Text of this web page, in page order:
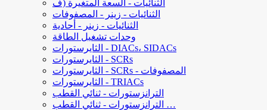
الثنائيات - السعة المتغيرة (ف
الثنائيات - زينر - المصفوفات
الثنائيات - زينر - أحادية
وحدات تشغيل الطاقة
الثايرستورات - DIACs، SIDACs
الثايرستورات - SCRs
الثايرستورات - SCRs - المصفوفات
الثايرستورات - TRIACs
الترانزستورات - ثنائي القطب
الترانزستورات - ثنائي القطب …